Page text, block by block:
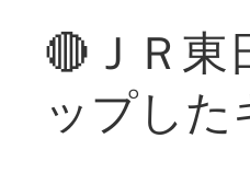
🔴ＪＲ東
ップし